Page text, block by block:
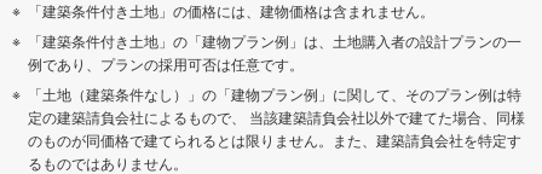
「建築条件付き土地」の価格には、建物価格は含まれません。
「建築条件付き土地」の「建物プラン例」は、土地購入者の設計プランの一
例であり、プランの採用可否は任意です。
「土地（建築条件なし）」の「建物プラン例」に関して、そのプラン例は特
定の建築請負会社によるもので、 当該建築請負会社以外で建てた場合、同様
のものが同価格で建てられるとは限りません。また、建築請負会社を特定す
るものではありません。